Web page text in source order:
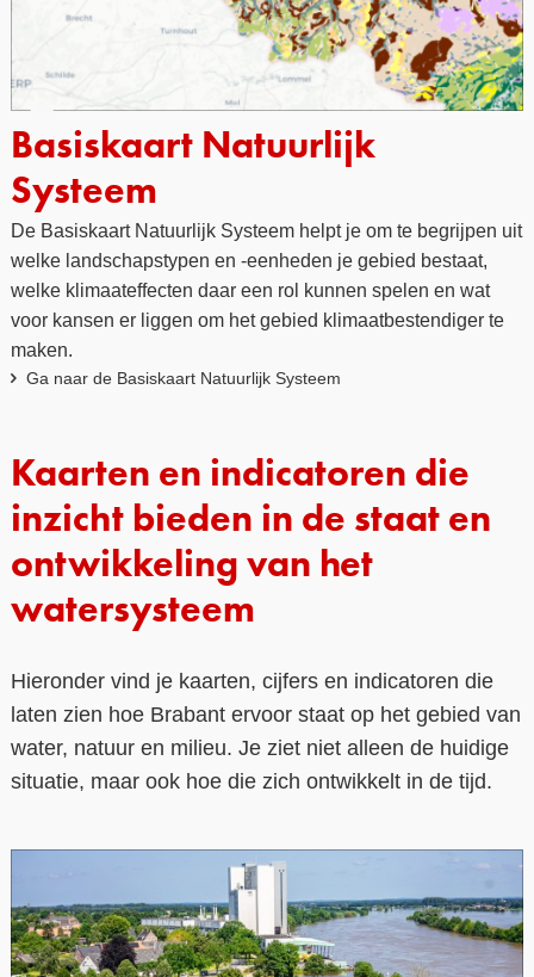
Basiskaart Natuurlijk
Systeem
De Basiskaart Natuurlijk Systeem helpt je om te begrijpen uit
welke landschapstypen en -eenheden je gebied bestaat,
welke klimaateffecten daar een rol kunnen spelen en wat
voor kansen er liggen om het gebied klimaatbestendiger te
maken.
Ga naar de Basiskaart Natuurlijk Systeem
Kaarten en indicatoren die
inzicht bieden in de staat en
ontwikkeling van het
watersysteem
Hieronder vind je kaarten, cijfers en indicatoren die
laten zien hoe Brabant ervoor staat op het gebied van
water, natuur en milieu. Je ziet niet alleen de huidige
situatie, maar ook hoe die zich ontwikkelt in de tijd.